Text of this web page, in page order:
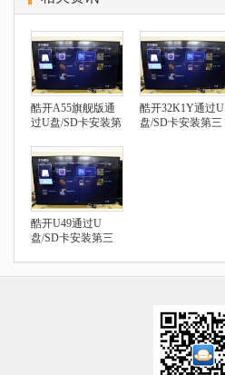
酷开A55旗舰版通
过U盘/SD卡安装第
酷开32K1Y通过U
盘/SD卡安装第三
酷开U49通过U
盘/SD卡安装第三